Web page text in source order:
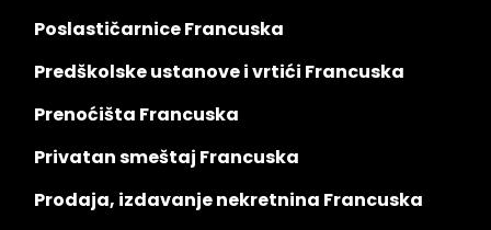
Poslastičarnice Francuska
Predškolske ustanove i vrtići Francuska
Prenoćišta Francuska
Privatan smeštaj Francuska
Prodaja, izdavanje nekretnina Francuska